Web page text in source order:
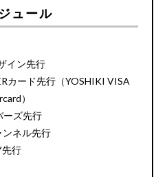
ュール
イン先行
カード先行（YOSHIKI VISA
）
ーズ先行
ネル先行
先行